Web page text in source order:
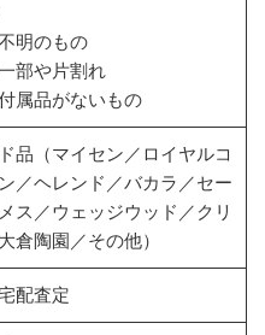
明のもの
部や片割れ
属品がないもの
品（マイセン／ロイヤルコ
／ヘレンド／バカラ／セー
ス／ウェッジウッド／クリ
倉陶園／その他）
配査定